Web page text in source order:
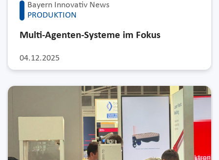
Bayern Innovativ News
PRODUKTION
04.12.2025
Multi-Agenten-Systeme im Fokus